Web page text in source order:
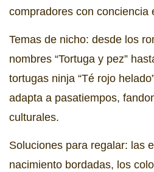
compradores con conciencia
Temas de nicho: desde los
nombres “Tortuga y pez”
tortugas ninja “Té rojo
adapta a pasatiempos,
culturales.
Soluciones para regalar: las
nacimiento bordadas, los